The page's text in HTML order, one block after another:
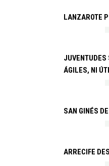
LANZAROTE
JUVENTUDES
ÁGILES, NI
SAN GINÉS
ARRECIFE